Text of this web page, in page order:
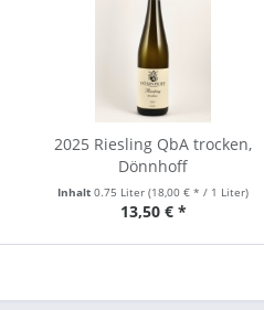
2025 Riesling QbA trocken,
Dönnhoff
Inhalt0.75 Liter(18,00 € * / 1 Liter)
13,50 € *